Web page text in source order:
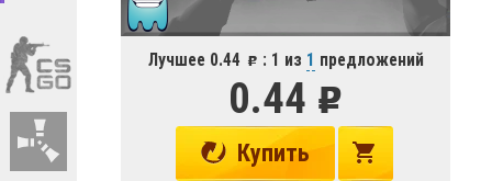
Лучшее 0.44 : 1 из 1 предложений
0.44
Купить